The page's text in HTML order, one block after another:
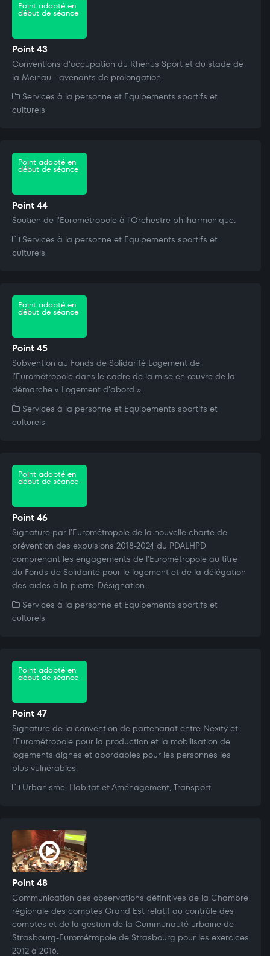
Point adopté en
début de séance
Point 43
Conventions d'occupation du Rhenus Sport et du stade de
la Meinau - avenants de prolongation.
Services à la personne et Equipements sportifs et
culturels
Point adopté en
début de séance
Point 44
Soutien de l'Eurométropole à l'Orchestre philharmonique.
Services à la personne et Equipements sportifs et
culturels
Point adopté en
début de séance
Point 45
Subvention au Fonds de Solidarité Logement de
l’Eurométropole dans le cadre de la mise en œuvre de la
démarche « Logement d’abord ».
Services à la personne et Equipements sportifs et
culturels
Point adopté en
début de séance
Point 46
Signature par l’Eurométropole de la nouvelle charte de
prévention des expulsions 2018-2024 du PDALHPD
comprenant les engagements de l’Eurométropole au titre
du Fonds de Solidarité pour le logement et de la délégation
des aides à la pierre. Désignation.
Services à la personne et Equipements sportifs et
culturels
Point adopté en
début de séance
Point 47
Signature de la convention de partenariat entre Nexity et
l'Eurométropole pour la production et la mobilisation de
logements dignes et abordables pour les personnes les
plus vulnérables.
Urbanisme, Habitat et Aménagement, Transport
Point 48
Communication des observations définitives de la Chambre
régionale des comptes Grand Est relatif au contrôle des
comptes et de la gestion de la Communauté urbaine de
Strasbourg-Eurométropole de Strasbourg pour les exercices
2012 à 2016.